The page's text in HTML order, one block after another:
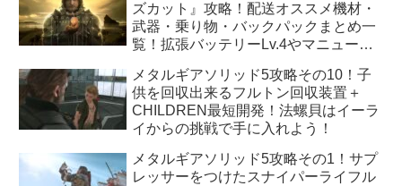
ズカット』攻略！配送オススメ機材・
武器・乗り物・バックパックまとめ一
覧！拡張バッテリーLv.4やマニューバ
る！？
メタルギアソリッド5攻略その10！子
供を回収出来るフルトン回収装置＋
CHILDREN最短開発！法螺貝はイーラ
イからの挑戦で手に入れよう！
メタルギアソリッド5攻略その1！サプ
レッサーをつけたスナイパーライフル